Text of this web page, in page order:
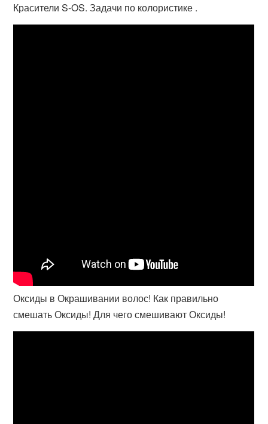
Красители S-OS. Задачи по колористике .
Оксиды в Окрашивании волос! Как правильно
смешать Оксиды! Для чего смешивают Оксиды!